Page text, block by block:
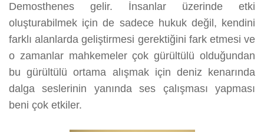
Demosthenes gelir. İnsanlar üzerinde etki
oluşturabilmek için de sadece hukuk değil, kendini
farklı alanlarda geliştirmesi gerektiğini fark etmesi ve
o zamanlar mahkemeler çok gürültülü olduğundan
bu gürültülü ortama alışmak için deniz kenarında
dalga seslerinin yanında ses çalışması yapması
beni çok etkiler.